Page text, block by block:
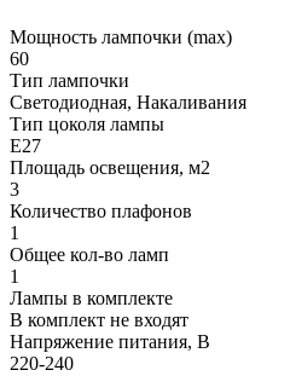
Мощность лампочки (max)
60
Тип лампочки
Светодиодная, Накаливания
Тип цоколя лампы
E27
Площадь освещения, м2
3
Количество плафонов
1
Общее кол-во ламп
1
Лампы в комплекте
В комплект не входят
Напряжение питания, В
220-240